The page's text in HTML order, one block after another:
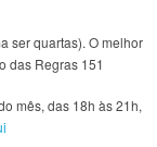
ser quartas). O melhor
das Regras 151
mês, das 18h às 21h,